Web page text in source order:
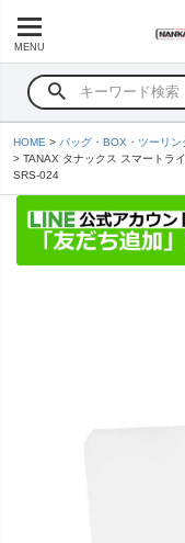
MENU
HOME
バッグ・BOX・ツーリ
TANAX タナックス スマートラ
SRS-024